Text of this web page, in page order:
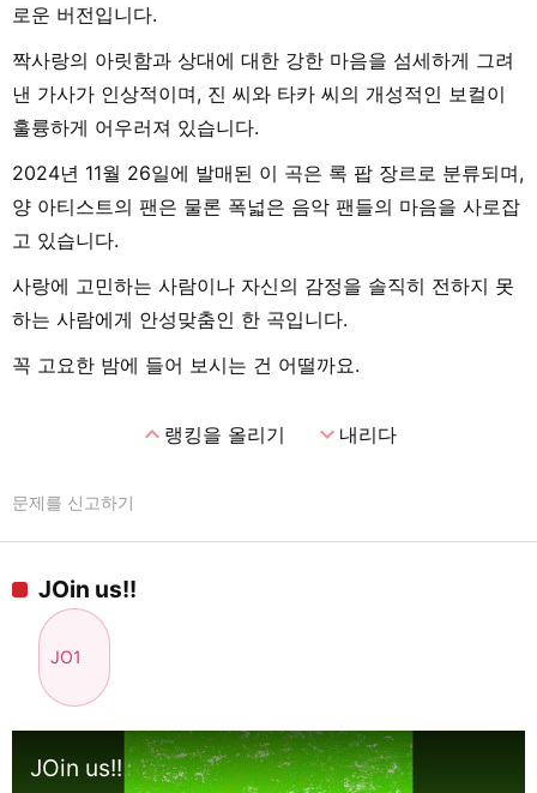
로운 버전입니다.
짝사랑의 아릿함과 상대에 대한 강한 마음을 섬세하게 그려
낸 가사가 인상적이며, 진 씨와 타카 씨의 개성적인 보컬이
훌륭하게 어우러져 있습니다.
2024년 11월 26일에 발매된 이 곡은 록 팝 장르로 분류되며,
양 아티스트의 팬은 물론 폭넓은 음악 팬들의 마음을 사로잡
고 있습니다.
사랑에 고민하는 사람이나 자신의 감정을 솔직히 전하지 못
하는 사람에게 안성맞춤인 한 곡입니다.
꼭 고요한 밤에 들어 보시는 건 어떨까요.
expand_less랭킹을 올리기 expand_more내리다
문제를 신고하기
JOin us!!
JO1
JOin us!!